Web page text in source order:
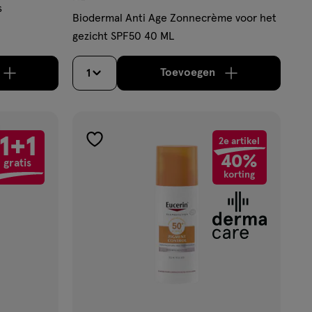
50 items bestellen van dit type product.
aantal met één, Bijna uitverkocht!Er zijn nog maar 24
Biodermal Anti Age Zonnecrème voor het
gezicht SPF50 40 ML
1 Toevoegenverhoog aantal met
1+1
gratis
2e artikel
40%
korting
toevoegen